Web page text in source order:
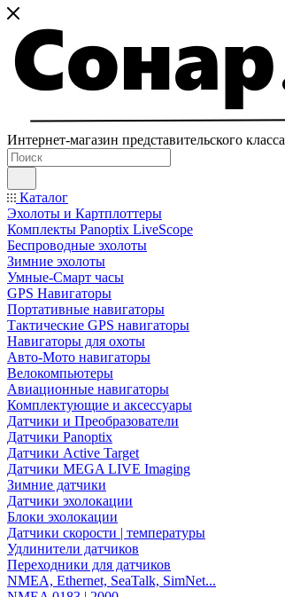
Интернет-магазин представительского класса
Каталог
Эхолоты и Картплоттеры
Комплекты Panoptix LiveScope
Беспроводные эхолоты
Зимние эхолоты
Умные-Смарт часы
GPS Навигаторы
Портативные навигаторы
Тактические GPS навигаторы
Навигаторы для охоты
Авто-Мото навигаторы
Велокомпьютеры
Авиационные навигаторы
Комплектующие и аксессуары
Датчики и Преобразователи
Датчики Panoptix
Датчики Active Target
Датчики MEGA LIVE Imaging
Зимние датчики
Датчики эхолокации
Блоки эхолокации
Датчики скорости | температуры
Удлинители датчиков
Переходники для датчиков
NMEA, Ethernet, SeaTalk, SimNet...